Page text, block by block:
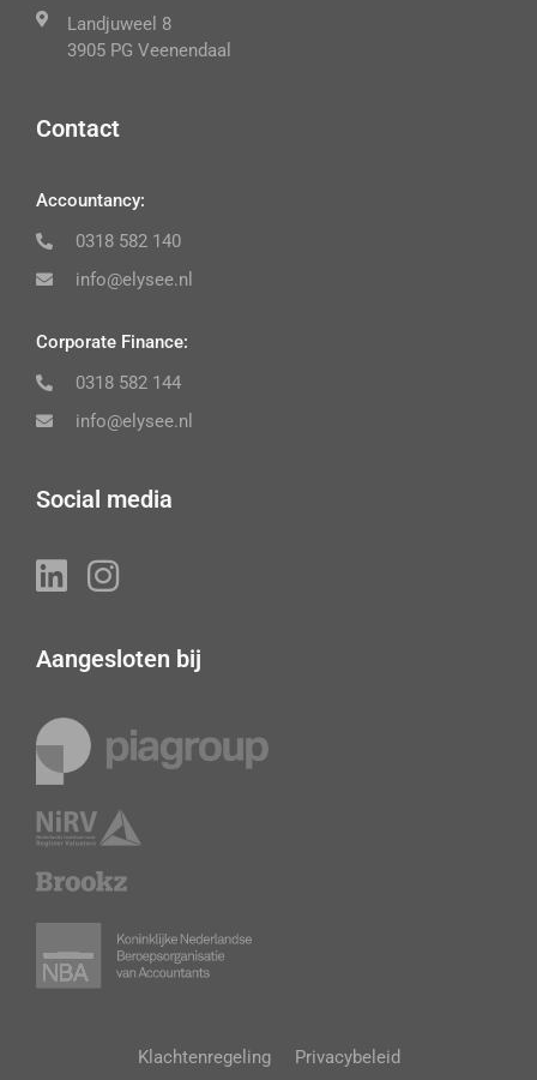
Landjuweel 8
3905 PG Veenendaal
Contact
Accountancy:
0318 582 140
info@elysee.nl
Corporate Finance:
0318 582 144
info@elysee.nl
Social media
Aangesloten bij
Klachtenregeling Privacybeleid